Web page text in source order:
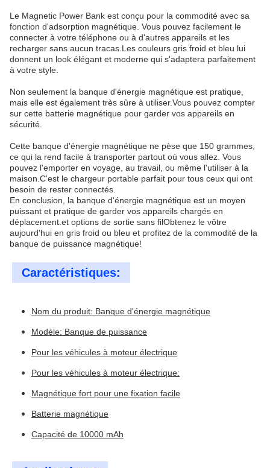
Le Magnetic Power Bank est conçu pour la commodité avec sa
fonction d'adsorption magnétique. Vous pouvez facilement le
connecter à votre téléphone ou à d'autres appareils et les
recharger sans aucun tracas.Les couleurs gris froid et bleu lui
donnent un look élégant et moderne qui s'adaptera parfaitement
à votre style.
Non seulement la banque d'énergie magnétique est pratique,
mais elle est également très sûre à utiliser.Vous pouvez compter
sur cette batterie magnétique pour garder vos appareils en
sécurité.
Cette banque d'énergie magnétique ne pèse que 150 grammes,
ce qui la rend facile à transporter partout où vous allez. Vous
pouvez l'emporter en voyage, au travail, ou même l'utiliser à la
maison.C'est le chargeur portable parfait pour tous ceux qui ont
besoin de rester connectés.
En conclusion, la banque d'énergie magnétique est un moyen
puissant et pratique de garder vos appareils chargés en
déplacement.et options de sortie sans filObtenez le vôtre
aujourd'hui en gris froid ou bleu et profitez de la commodité de la
banque de puissance magnétique!
Caractéristiques:
Nom du produit: Banque d'énergie magnétique
Modèle: Banque de puissance
Pour les véhicules à moteur électrique
Pour les véhicules à moteur électrique:
Magnétique fort pour une fixation facile
Batterie magnétique
Capacité de 10000 mAh